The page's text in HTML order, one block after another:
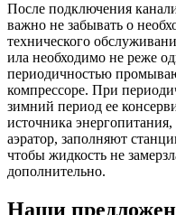
После подключения
важно не забывать о
технического
ила необходимо не реже
периодичностью
компрессоре. При
зимний период ее
источника
аэратор, заполняют
чтобы жидкость не
дополнительно.
Наши